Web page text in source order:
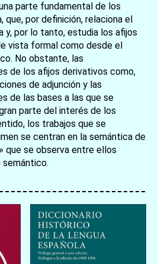
parte fundamental de los
por definición, relaciona el
y, por lo tanto, estudia los afijos
vista formal como desde el
No obstante, las
de los afijos derivativos como,
de adjunción y las
de las bases a las que se
parte del interés de los
los trabajos que se
se centran en la semántica de
que se observa entre ellos
semántico.